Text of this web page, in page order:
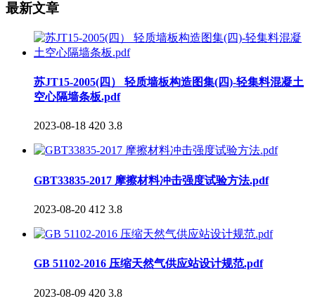
最新文章
苏JT15-2005(四） 轻质墙板构造图集(四)-轻集料混凝土
空心隔墙条板.pdf
2023-08-18 420 3.8
GBT33835-2017 摩擦材料冲击强度试验方法.pdf
2023-08-20 412 3.8
GB 51102-2016 压缩天然气供应站设计规范.pdf
2023-08-09 420 3.8